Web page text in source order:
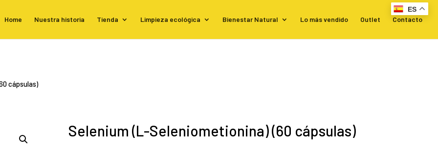
Home Nuestra historia Tienda Limpieza ecológica Bienestar Natural Lo más vendido Outlet Contacto
cápsulas)
Selenium (L-Seleniometionina) (60 cápsulas)
ES